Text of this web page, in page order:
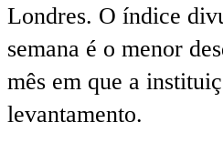
Londres. O índice
semana é o menor
mês em que a
levantamento.